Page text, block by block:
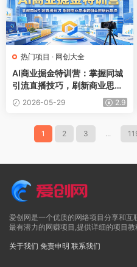
热门项目 · 网创大全
AI商业掘金特训营：掌握同城
引流直播技巧，刷新商业思维
解锁全新增收路径
2026-05-29 2.9
1 2 3 ...
爱创网是一个优质的网络项目分享和
最有潜力的网赚项目,提供详细的项目
关于我们 免责申明 联系我们